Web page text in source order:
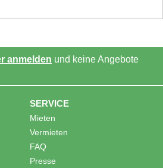
anmelden und keine Angebote
SERVICE
Mieten
Vermieten
FAQ
Presse